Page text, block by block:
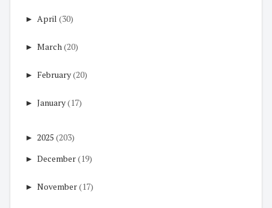
► April (30)
► March(20)
► February(20)
► January(17)
► 2025 (203)
► December(19)
► November(17)